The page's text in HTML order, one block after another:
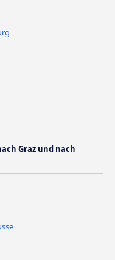
Graz und nach